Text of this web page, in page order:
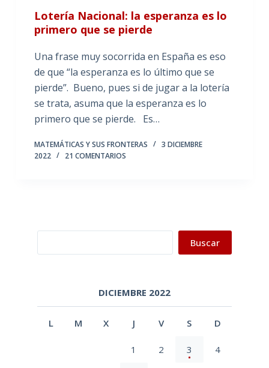
Lotería Nacional: la esperanza es lo
primero que se pierde
Una frase muy socorrida en España es eso
de que “la esperanza es lo último que se
pierde”. Bueno, pues si de jugar a la lotería
se trata, asuma que la esperanza es lo
primero que se pierde. Es…
MATEMÁTICAS Y SUS FRONTERAS
3 DICIEMBRE
2022
21 COMENTARIOS
Buscar
DICIEMBRE 2022
L M X J V S D
1 2 3 4